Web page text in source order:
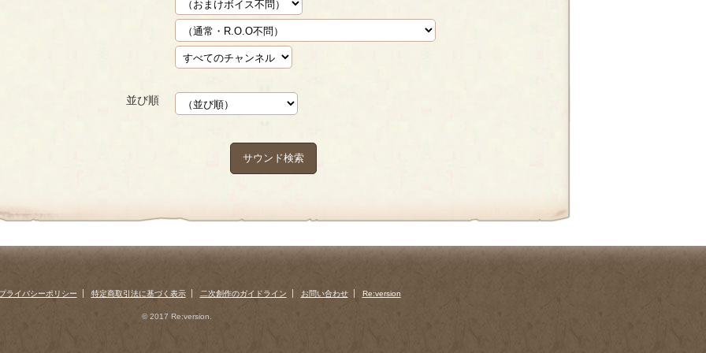
並び順
サウンド検索
ライバシーポリシー 特定商取引法に基づく表示 二次創作のガイドライン お問い合わせ Re:version
© 2017 Re:version.